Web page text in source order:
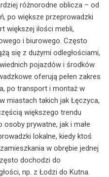
różnorodne oblicza – od
po większe przeprowadzki
większej ilości mebli,
i biurowego. Często
się z dużymi odległościami,
pojazdów i środków
oferują pełen zakres
po transport i montaż w
miastach takich jak Łęczyca,
większego trendu
prywatne, jak i małe
lokalne, kiedy ktoś
w obrębie jednej
dochodzi do
np. z Łodzi do Kutna.